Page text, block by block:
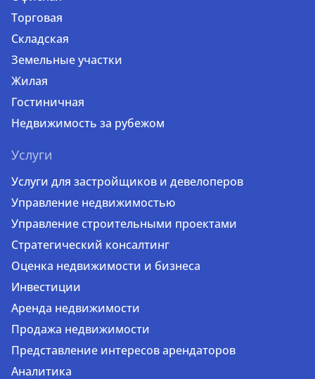
Торговая
Складская
Земельные участки
Жилая
Гостиничная
Недвижимость за рубежом
Услуги
Услуги для застройщиков и девелоперов
Управление недвижимостью
Управление строительными проектами
Стратегический консалтинг
Оценка недвижимости и бизнеса
Инвестиции
Аренда недвижимости
Продажа недвижимости
Представление интересов арендаторов
Аналитика